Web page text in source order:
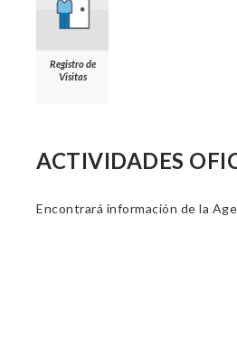
Registro de
Visitas
ACTIVIDADES
Encontrará información de la